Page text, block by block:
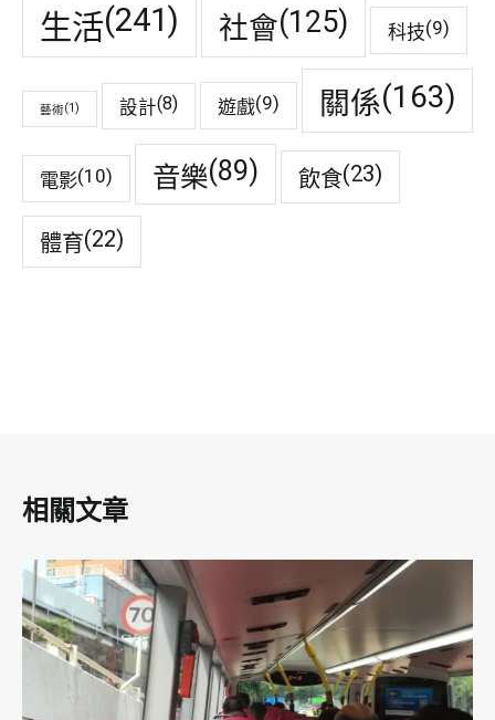
生活(241) 社會(125) 科技(9)
藝術(1) 設計(8) 遊戲(9) 關係(163)
電影(10) 音樂(89) 飲食(23)
體育(22)
相關文章